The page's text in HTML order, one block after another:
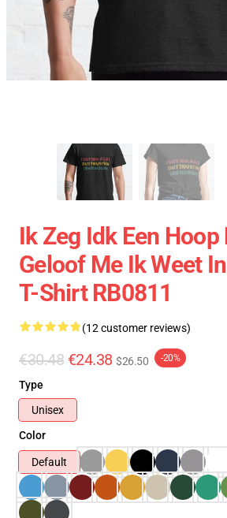
Ik Zeg Idk Een Hoop
Geloof Me Ik Weet
T-Shirt RB0811
(12 customer reviews)
€30.48 €24.38 $26.50 -20%
Type
Unisex
Color
Default